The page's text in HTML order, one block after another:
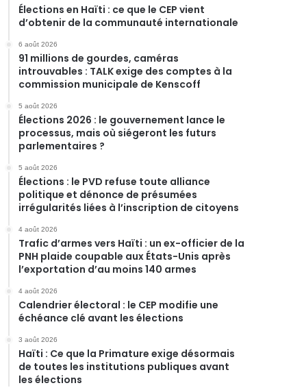
Élections en Haïti : ce que le CEP vient
d’obtenir de la communauté internationale
6 août 2026
91 millions de gourdes, caméras
introuvables : TALK exige des comptes à la
commission municipale de Kenscoff
5 août 2026
Élections 2026 : le gouvernement lance le
processus, mais où siégeront les futurs
parlementaires ?
5 août 2026
Élections : le PVD refuse toute alliance
politique et dénonce de présumées
irrégularités liées à l’inscription de citoyens
4 août 2026
Trafic d’armes vers Haïti : un ex-officier de la
PNH plaide coupable aux États-Unis après
l’exportation d’au moins 140 armes
4 août 2026
Calendrier électoral : le CEP modifie une
échéance clé avant les élections
3 août 2026
Haïti : Ce que la Primature exige désormais
de toutes les institutions publiques avant
les élections